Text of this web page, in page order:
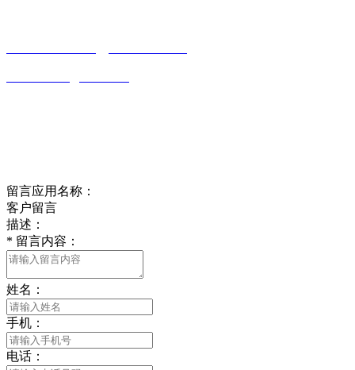
留言应用名称：
客户留言
描述：
* 留言内容：
姓名：
手机：
电话：